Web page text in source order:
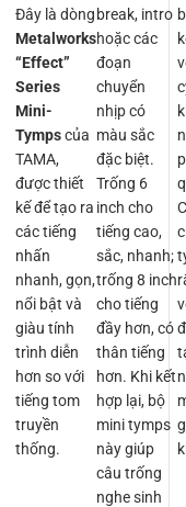
Đây là dòng
Metalworks
“Effect”
Series
Mini-
Tympscủa
TAMA,
được thiết
kế để tạo ra
các tiếng
nhấn
nhanh, gọn,
nổi bật và
giàu tính
trình diễn
hơn so với
tiếng tom
truyền
thống.
break, intro
hoặc các
đoạn
chuyển
nhịp có
màu sắc
đặc biệt.
Trống 6
inch cho
tiếng cao,
sắc, nhanh;
trống 8 inch
cho tiếng
đầy hơn, có
thân tiếng
hơn. Khi kết
hợp lại, bộ
mini tymps
này giúp
câu trống
nghe sinh